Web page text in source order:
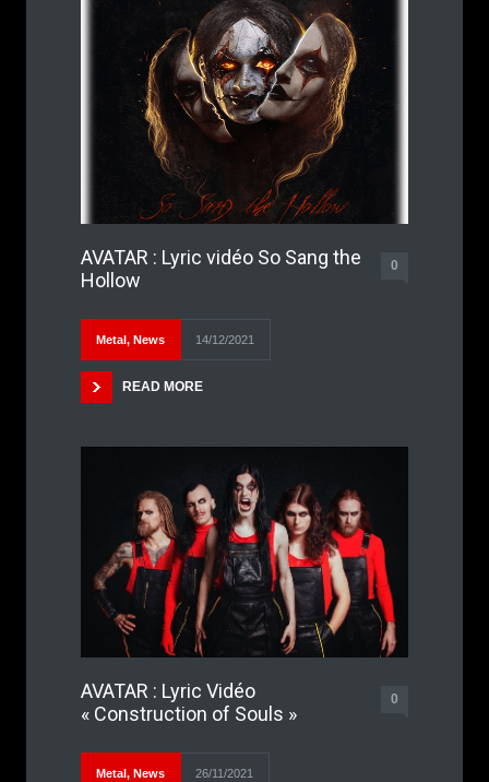
AVATAR : Lyric vidéo So Sang the
Hollow
0
Metal, News 14/12/2021
READ MORE
AVATAR : Lyric Vidéo
« Construction of Souls »
0
Metal, News 26/11/2021